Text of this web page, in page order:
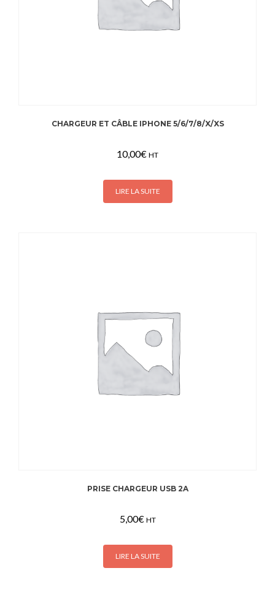
CHARGEUR ET CÂBLE IPHONE 5/6/7/8/X/XS
10,00€ HT
LIRE LA SUITE
PRISE CHARGEUR USB 2A
5,00€ HT
LIRE LA SUITE